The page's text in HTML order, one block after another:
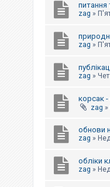
питання
zag »
zag »
zag »
корсак -
zag »
обнови
zag »
обліки
zag »